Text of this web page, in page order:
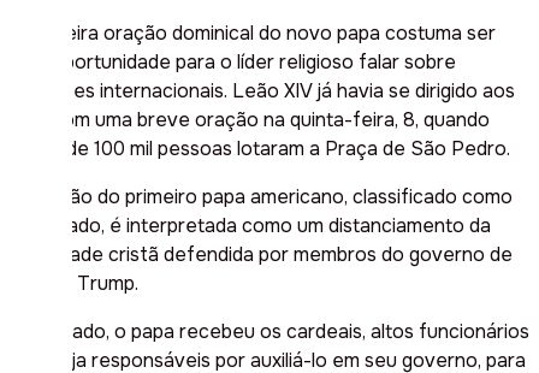
A primeira oração dominical do novo papa costuma ser
uma oportunidade para o líder religioso falar sobre
questões internacionais. Leão XIV já havia se dirigido aos
fiéis com uma breve oração na quinta-feira, 8, quando
cerca de 100 mil pessoas lotaram a Praça de São Pedro.
A eleição do primeiro papa americano, classificado como
moderado, é interpretada como um distanciamento da
identidade cristã defendida por membros do governo de
Donald Trump.
No sábado, o papa recebeu os cardeais, altos funcionários
da Igreja responsáveis ​​por auxiliá-lo em seu governo, para